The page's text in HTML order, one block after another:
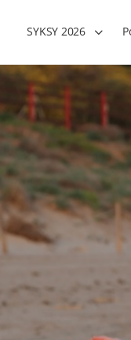
SYKSY 2026